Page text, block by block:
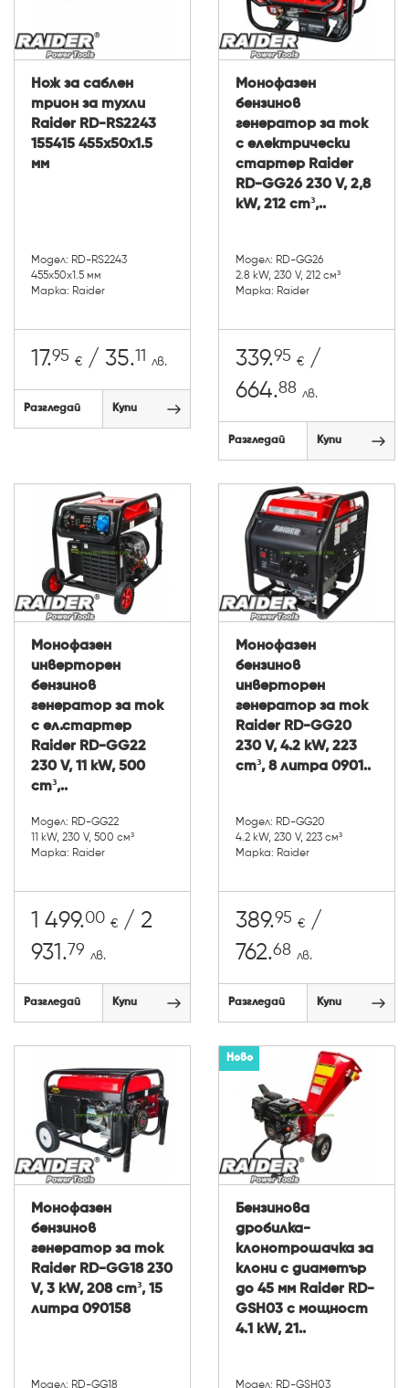
Нож за саблен
трион за тухли
Raider RD-RS2243
155415 455x50x1.5
мм
Модел: RD-RS2243
455x50x1.5 мм
Марка: Raider
17.95 € / 35.11 лв.
Разгледай Купи
Монофазен
бензинов
генератор за ток
с електрически
стартер Raider
RD-GG26 230 V, 2,8
kW, 212 cm³,..
Модел: RD-GG26
2.8 kW, 230 V, 212 см³
Марка: Raider
339.95 € /
664.88 лв.
Разгледай Купи
Монофазен
инверторен
бензинов
генератор за ток
с ел.стартер
Raider RD-GG22
230 V, 11 kW, 500
cm³,..
Модел: RD-GG22
11 kW, 230 V, 500 см³
Марка: Raider
1 499.00 € / 2
931.79 лв.
Разгледай Купи
Монофазен
бензинов
инверторен
генератор за ток
Raider RD-GG20
230 V, 4.2 kW, 223
cm³, 8 литра 0901..
Модел: RD-GG20
4.2 kW, 230 V, 223 см³
Марка: Raider
389.95 € /
762.68 лв.
Разгледай Купи
Монофазен
бензинов
генератор за ток
Raider RD-GG18 230
V, 3 kW, 208 cm³, 15
литра 090158
Модел: RD-GG18
Ново
Бензинова
дробилка-
клонотрошачка за
клони с диаметър
до 45 мм Raider RD-
GSH03 с мощност
4.1 kW, 21..
Модел: RD-GSH03